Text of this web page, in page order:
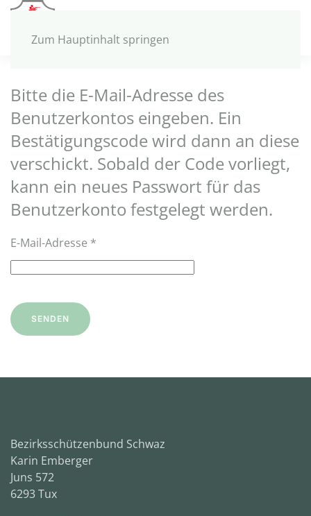
Zum Hauptinhalt springen
Bitte die E-Mail-Adresse des
Benutzerkontos eingeben. Ein
Bestätigungscode wird dann an diese
verschickt. Sobald der Code vorliegt,
kann ein neues Passwort für das
Benutzerkonto festgelegt werden.
E-Mail-Adresse *
SENDEN
Bezirksschützenbund Schwaz
Karin Emberger
Juns 572
6293 Tux